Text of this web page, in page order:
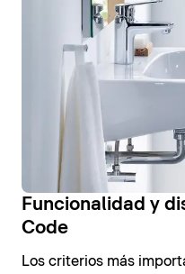
Funcionalidad y
Code
Los criterios más